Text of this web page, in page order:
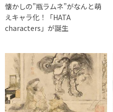
懐かしの”瓶ラムネ”がなんと萌
えキャラ化！「HATA
characters」が誕生